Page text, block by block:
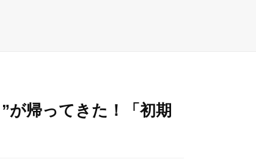
が帰ってきた！「初期